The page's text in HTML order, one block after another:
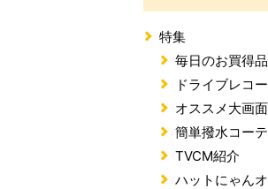
特集
毎日のお買得
ドライブレコ
オススメ大画
簡単撥水コー
TVCM紹介
ハットにゃん